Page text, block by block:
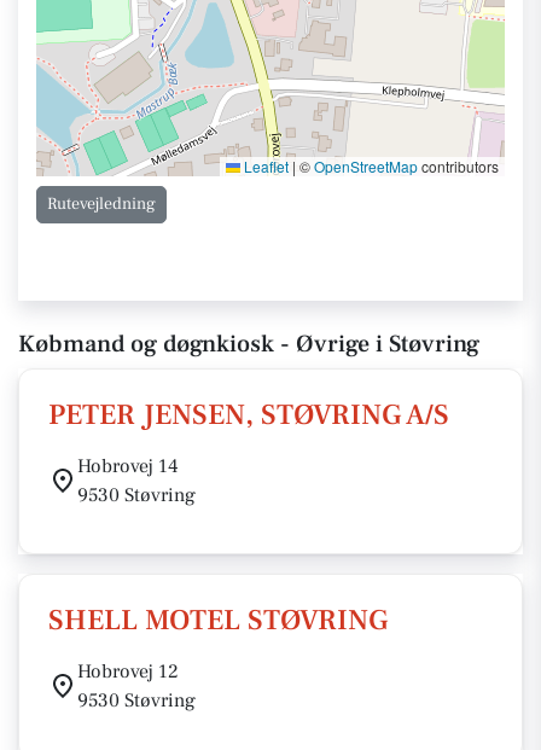
Leaflet | ©OpenStreetMapcontributors
Rutevejledning
Købmand og døgnkiosk - Øvrige i Støvring
PETER JENSEN, STØVRING A/S
Hobrovej 14
9530 Støvring
SHELL MOTEL STØVRING
Hobrovej 12
9530 Støvring